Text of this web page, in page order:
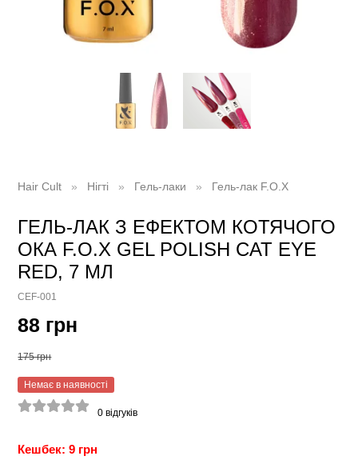
Hair Cult Нігті Гель-лаки Гель-лак F.O.X
ГЕЛЬ-ЛАК З ЕФЕКТОМ КОТЯЧОГО
ОКА F.O.X GEL POLISH CAT EYE
RED, 7 МЛ
CEF-001
88 грн
175 грн
Немає в наявності
0 відгуків
Кешбек: 9 грн